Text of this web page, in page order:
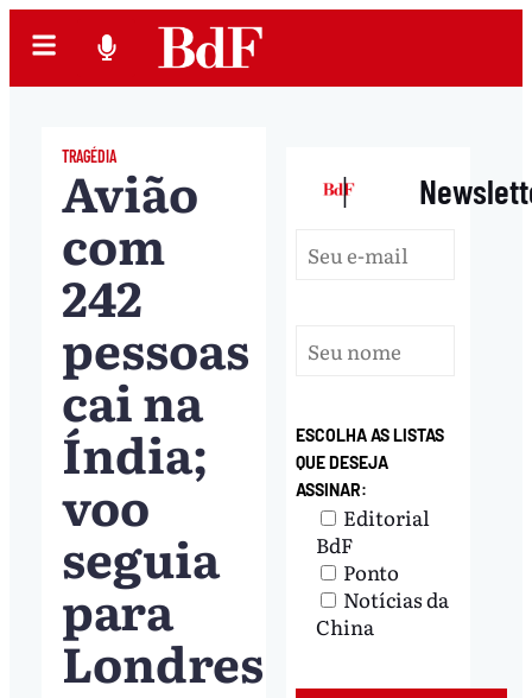
TRAGÉDIA
Avião
com
242
pessoas
cai na
Índia;
voo
seguia
para
Londres
|
ESCOLHA AS LISTAS
QUE DESEJA
ASSINAR:
Editorial
BdF
Ponto
Notícias da
China